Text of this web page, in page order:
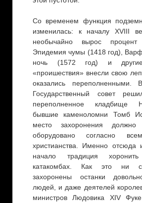
Со временем функция
изменилась: к началу XVIII
необычайно вырос процент
Эпидемия чумы (1418 год),
ночь (1572 год) и
«проишествия» внесли свою
оказались переполненными.
Государственный совет
переполненное кладбище
бывшие каменоломни Томб
место захоронения
оборудовано согласно
христианства. Именно отсюда
начало традиция
катакомбах. Как это ни
захоронены останки
людей, и даже деятелей
министров Людовика XIV